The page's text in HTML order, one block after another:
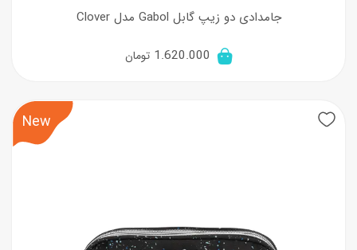
جامدادی دو زیپ گابل Gabol مدل Clover
1.620.000 تومان
New